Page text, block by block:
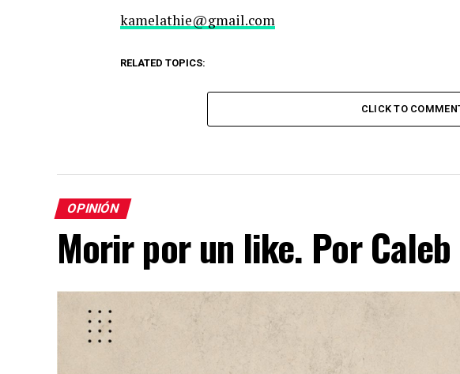
kamelathie@gmail.com
RELATED TOPICS:
CLICK TO
OPINIÓN
Morir por un like. Por Caleb